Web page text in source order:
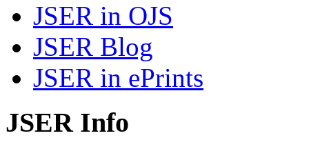
JSER in OJS
JSER Blog
JSER in ePrints
JSER Info